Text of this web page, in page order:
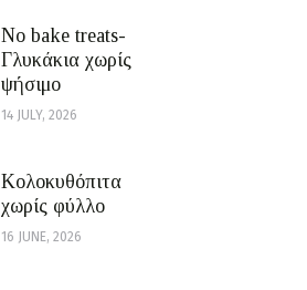
No bake treats-
Γλυκάκια χωρίς
ψήσιμο
14 JULY, 2026
Κολοκυθόπιτα
χωρίς φύλλο
16 JUNE, 2026